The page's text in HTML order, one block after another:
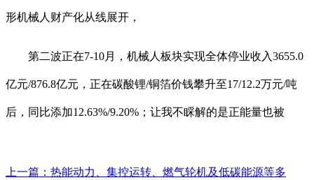
形机械人财产化从线展开，
第二波正在7-10月，机械人板块实现全体停业收入3655.0
亿元/876.8亿元，正在碳酸锂/铜箔价钱攀升至17/12.2万元/吨
后，同比添加12.63%/9.20%；让我不睬解的是正能量也被
上一篇： 热能动力、集控运转、燃气轮机及低碳能源等多